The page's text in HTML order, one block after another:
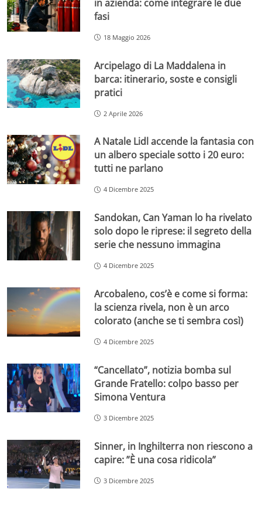
in azienda: come integrare le due
fasi
18 Maggio 2026
Arcipelago di La Maddalena in
barca: itinerario, soste e consigli
pratici
2 Aprile 2026
A Natale Lidl accende la fantasia con
un albero speciale sotto i 20 euro:
tutti ne parlano
4 Dicembre 2025
Sandokan, Can Yaman lo ha rivelato
solo dopo le riprese: il segreto della
serie che nessuno immagina
4 Dicembre 2025
Arcobaleno, cos’è e come si forma:
la scienza rivela, non è un arco
colorato (anche se ti sembra così)
4 Dicembre 2025
“Cancellato”, notizia bomba sul
Grande Fratello: colpo basso per
Simona Ventura
3 Dicembre 2025
Sinner, in Inghilterra non riescono a
capire: ”È una cosa ridicola”
3 Dicembre 2025